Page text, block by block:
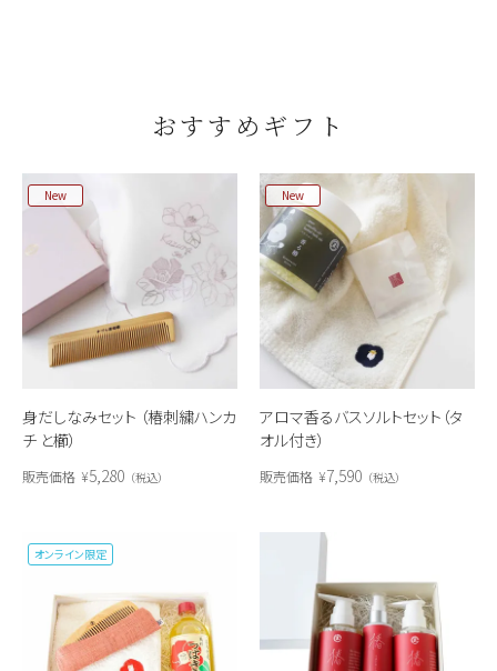
おすすめギフト
身だしなみセット （椿刺繍ハンカ
チ と櫛）
New
販売価格 ¥5,280 税込
アロマ香るバスソルトセット（タ
オル付き）
New
販売価格 ¥7,590 税込
オンライン限定